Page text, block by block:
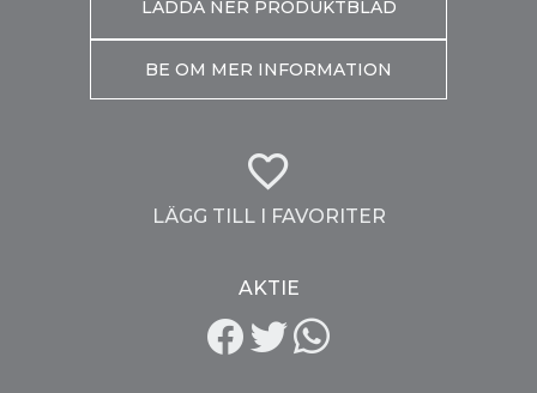
LADDA NER PRODUKTBLAD
BE OM MER INFORMATION
LÄGG TILL I FAVORITER
AKTIE